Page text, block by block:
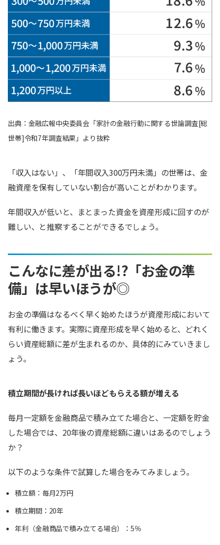
出典：金融広報中央委員会「家計の金融行動に関する世論調査[総
世帯]令和7年調査結果」より抜粋
「収入はない」、「年間収入300万円未満」の世帯は、金
融資産を保有していない割合が高いことがわかります。
年間収入が低いと、まとまった資金を資産形成に回すのが
難しい、と推察することができるでしょう。
こんなに差が出る!?「お金の準
備」は早いほうが◎
お金の準備はなるべく早く始めたほうが資産形成において
有利に働きます。実際に資産形成を早く始めると、どれく
らい資産総額に差が生まれるのか、具体的にみていきまし
ょう。
積立期間が長ければ長いほどもらえる額が増える
毎月一定額を金融商品で積み立てた場合と、一定額を貯金
した場合では、20年後の資産総額に違いはあるのでしょう
か？
以下のような条件で試算した場合をみてみましょう。
積立額：毎月2万円
積立期間：20年
年利（金融商品で積み立てる場合）：5％